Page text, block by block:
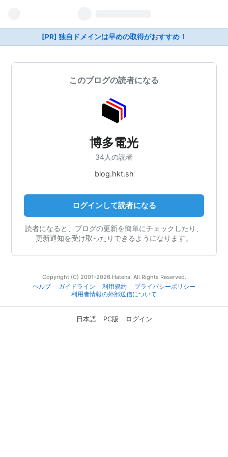
[PR] 独自ドメインは早めの取得がおすすめ！
このブログの読者になる
博多電光
34人の読者
blog.hkt.sh
ログインして読者になる
読者になると、ブログの更新を簡単にチェックしたり、
更新通知を受け取ったりできるようになります。
Copyright (C) 2001-2026 Hatena. All Rights Reserved.
ヘルプ
ガイドライン 利用規約
プライバシーポリシー
利用者情報の外部送信について
日本語 PC版 ログイン